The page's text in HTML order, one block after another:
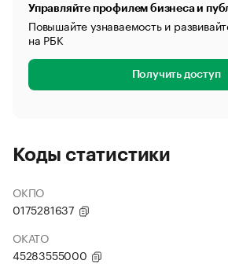
Управляйте профилем бизнеса и
Повышайте узнаваемость и
на РБК
Получить доступ
Коды статистики
ОКПО
0175281637
ОКАТО
45283555000